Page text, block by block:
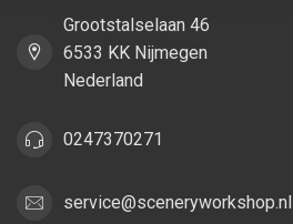
Grootstalselaan 46
6533 KK Nijmegen
Nederland
0247370271
service@sceneryworkshop.nl